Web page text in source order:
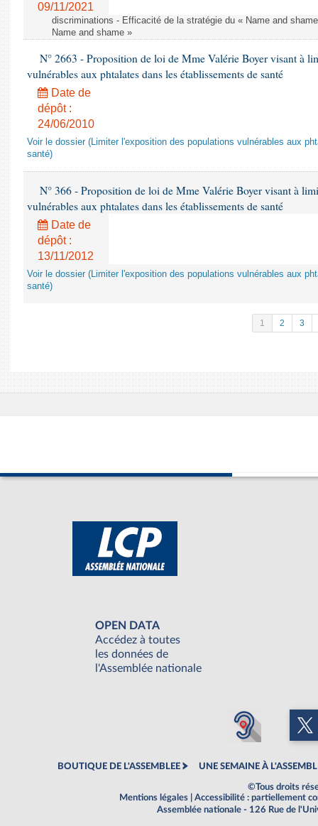
09/11/2021
discriminations - Efficacité de la stratégie du « Name and
Name and shame »
N° 2663 - Proposition de loi de Mme Valérie Boyer visant à
vulnérables aux phtalates dans les établissements de santé
Date de
dépôt :
24/06/2010
Voir le dossier (Limiter l'exposition des populations vulnérables aux
santé)
N° 366 - Proposition de loi de Mme Valérie Boyer visant à
vulnérables aux phtalates dans les établissements de santé
Date de
dépôt :
13/11/2012
Voir le dossier (Limiter l'exposition des populations vulnérables aux
santé)
1 2 3
OPEN DATA
Accédez à toutes
les données de
l'Assemblée nationale
BOUTIQUE DE L'ASSEMBLEE UNE SEMAINE À
©Tous droits
Mentions légales
Accessibilité : partiellement
Assemblée nationale - 126 Rue de